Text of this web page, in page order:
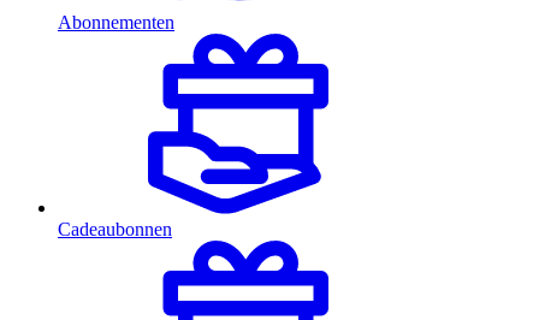
Abonnementen
Cadeaubonnen